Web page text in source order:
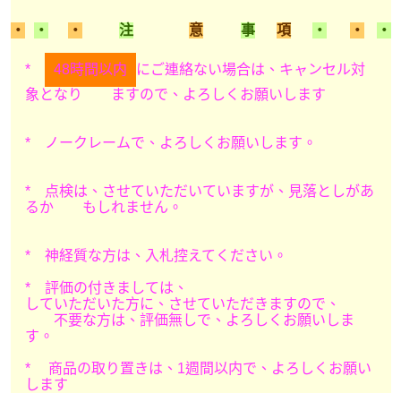
・ ・ ・ 注 意 事 項 ・ ・ ・
* 48時間以内
にご連絡ない場合は、キャンセル対
象となり ますので、よろしくお願いします
* ノークレームで、よろしくお願いします。
* 点検は、させていただいていますが、見落としがあ
るか もしれません。
* 神経質な方は、入札控えてください。
* 評価の付きましては、
していただいた方に、させていただきますので、
不要な方は、評価無しで、よろしくお願いしま
す。
* 商品の取り置きは、1週間以内で、よろしくお願い
します